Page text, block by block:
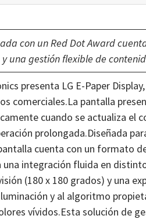
con un Red Dot Award
una gestión flexible de
presenta LG E-Paper
comerciales.La pantalla
cuando se actualiza el
prolongada.Diseñada
cuenta con un formato
integración fluida en
(180 x 180 grados) y una
y al algoritmo
vívidos.Esta solución de